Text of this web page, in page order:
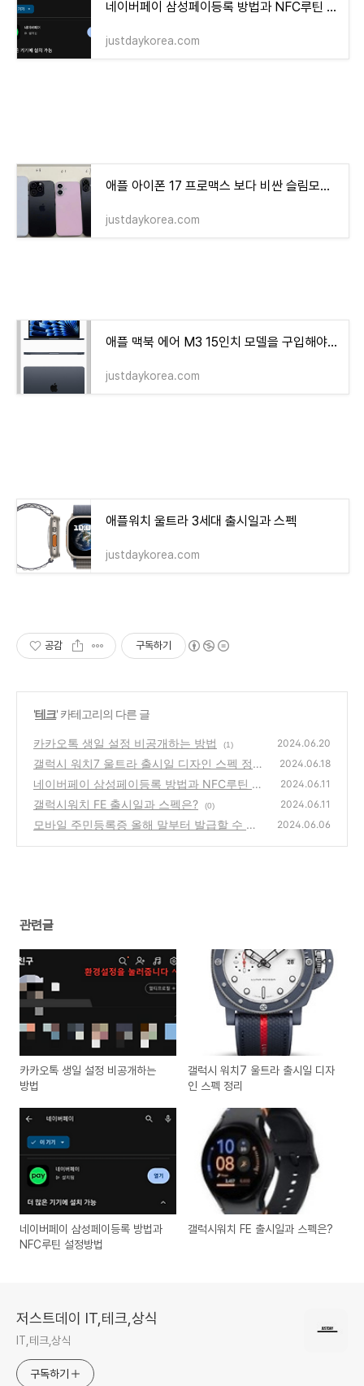
네이버페이 삼성페이등록 방법과 NFC루틴 설정방법
justdaykorea.com
애플 아이폰 17 프로맥스 보다 비싼 슬림모델 출시예정
justdaykorea.com
애플 맥북 에어 M3 15인치 모델을 구입해야하는 이유
justdaykorea.com
애플워치 울트라 3세대 출시일과 스펙
justdaykorea.com
공감 구독하기
'테크' 카테고리의 다른 글
카카오톡 생일 설정 비공개하는 방법 (1) 2024.06.20
갤럭시 워치7 울트라 출시일 디자인 스펙 정리
(2)
2024.06.18
네이버페이 삼성페이등록 방법과 NFC루틴 설
정방법
(0)
2024.06.11
갤럭시워치 FE 출시일과 스펙은? (0) 2024.06.11
모바일 주민등록증 올해 말부터 발급할 수 있
2024.06.06
관련글
카카오톡 생일 설정 비공개하는
방법
갤럭시 워치7 울트라 출시일 디자
인 스펙 정리
네이버페이 삼성페이등록 방법과
NFC루틴 설정방법
갤럭시워치 FE 출시일과 스펙은?
저스트데이 IT,테크,상식
IT,테크,상식
구독하기